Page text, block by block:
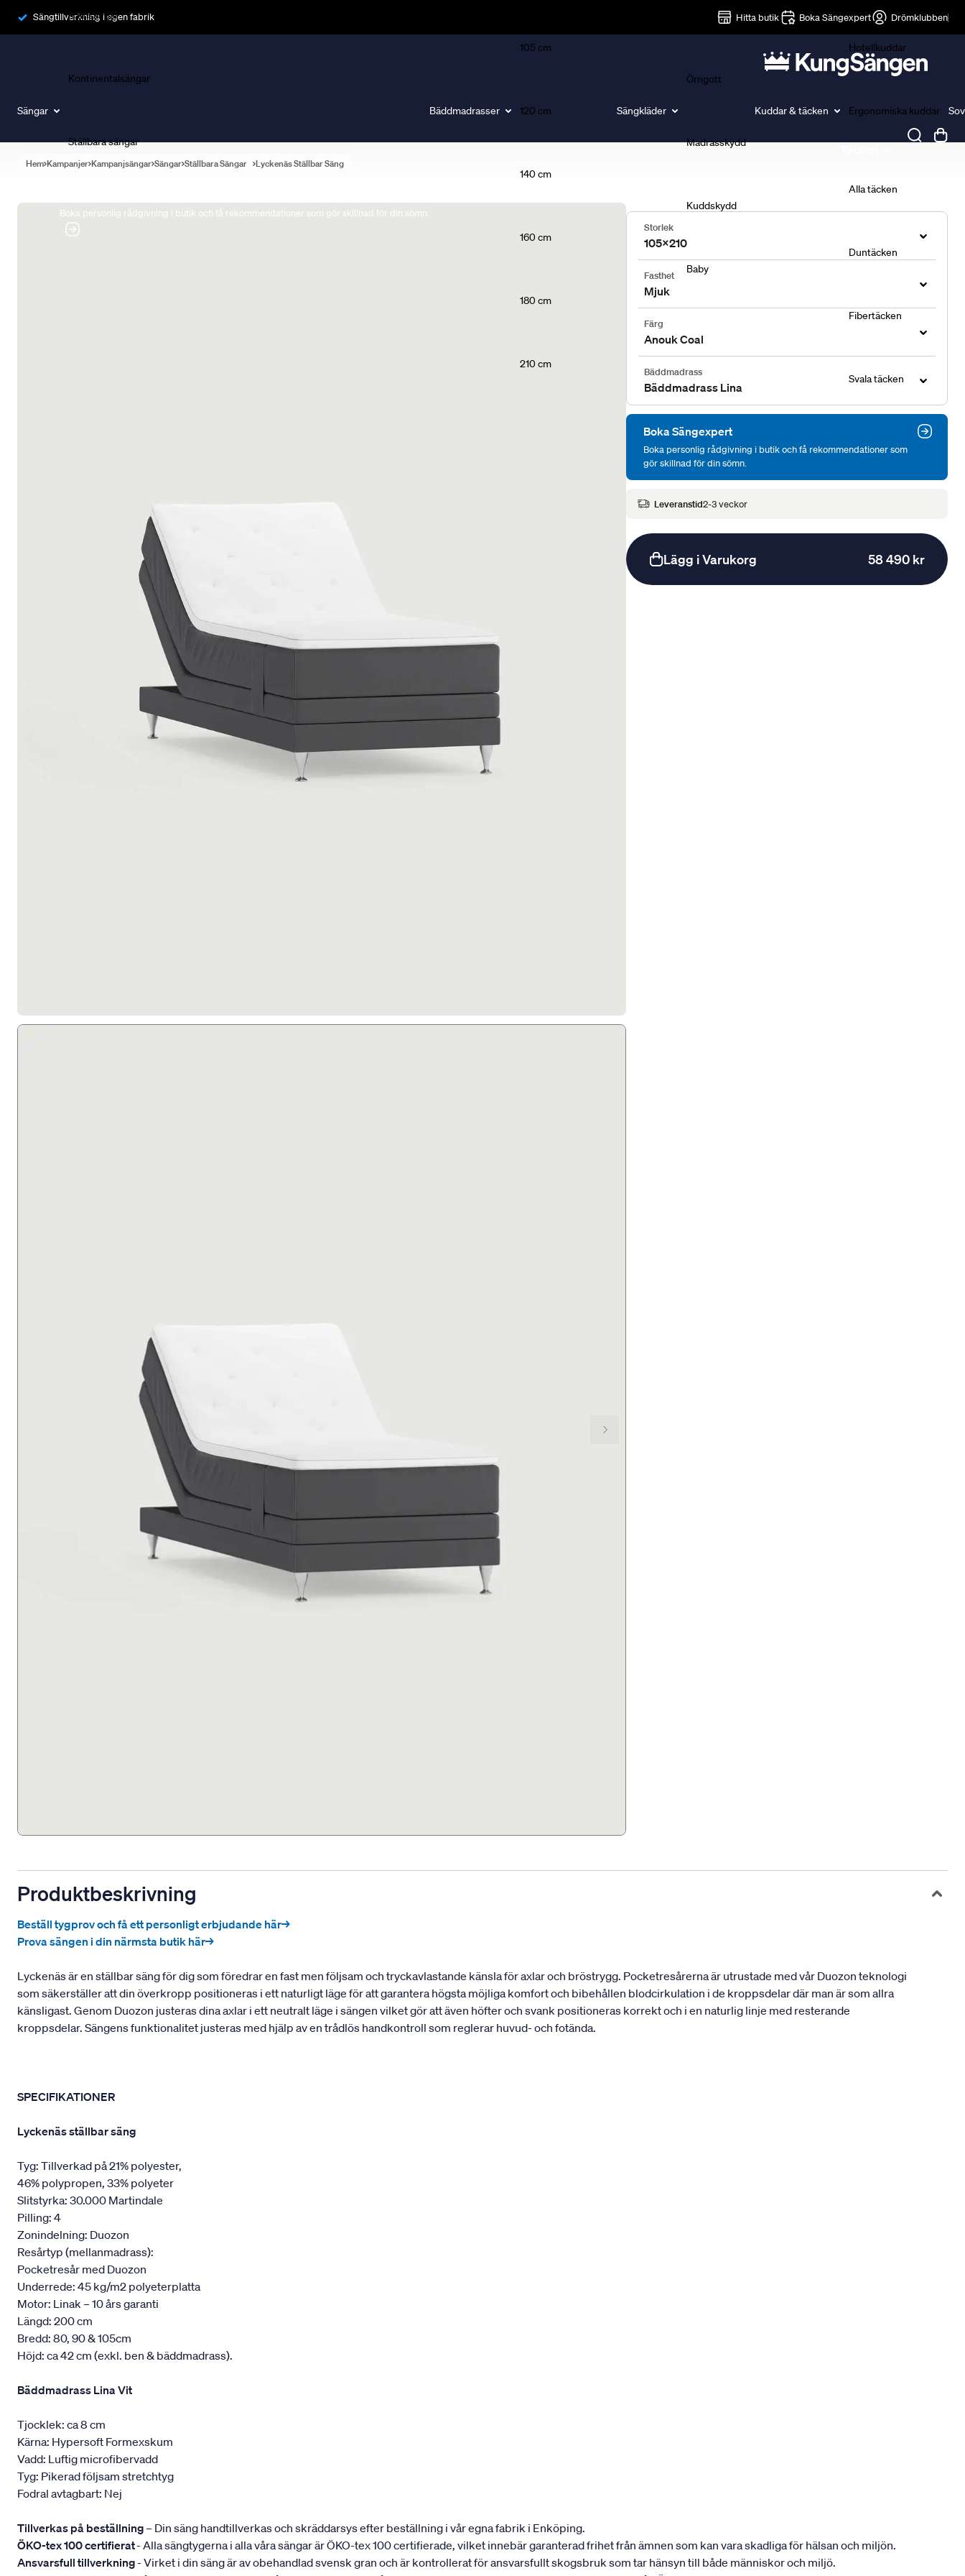
Sängtillverkning i egen fabrik Hitta butik Boka Sängexpert Drömklubben
Sängar
Ramsängar
Kontinentalsängar
Ställbara sängar
Boka personlig rådgivning i butik och få rekommendationer som gör skillnad för din sömn.
Bäddmadrasser
105 cm
120 cm
140 cm
160 cm
180 cm
210 cm
Sängkläder
Örngott
Madrasskydd
Kuddskydd
Baby
Kuddar & täcken
Hotellkuddar
Ergonomiska kuddar
Alla täcken
Duntäcken
Fibertäcken
Svala täcken
Hem Kampanjer Kampanjsängar Sängar Ställbara Sängar Lyckenäs Ställbar Säng
Storlek
105x210
Fasthet
Mjuk
Färg
Anouk Coal
Bäddmadrass
Bäddmadrass Lina
Boka Sängexpert
Boka personlig rådgivning i butik och få rekommendationer som
gör skillnad för din sömn.
Leveranstid2-3 veckor
Lägg i Varukorg 58 490 kr
Produktbeskrivning
Beställ tygprov och få ett personligt erbjudande här→
Prova sängen i din närmsta butik här→
Lyckenäs är en ställbar säng för dig som föredrar en fast men följsam och tryckavlastande känsla för axlar och bröstrygg. Pocketresårerna är utrustade med vår Duozon teknologi
som säkerställer att din överkropp positioneras i ett naturligt läge för att garantera högsta möjliga komfort och bibehållen blodcirkulation i de kroppsdelar där man är som allra
känsligast. Genom Duozon justeras dina axlar i ett neutralt läge i sängen vilket gör att även höfter och svank positioneras korrekt och i en naturlig linje med resterande
kroppsdelar. Sängens funktionalitet justeras med hjälp av en trådlös handkontroll som reglerar huvud- och fotända.
SPECIFIKATIONER
Lyckenäs ställbar säng
Tyg: Tillverkad på 21% polyester,
46% polypropen, 33% polyeter
Slitstyrka: 30.000 Martindale
Pilling: 4
Zonindelning: Duozon
Resårtyp (mellanmadrass):
Pocketresår med Duozon
Underrede: 45 kg/m2 polyeterplatta
Motor: Linak – 10 års garanti
Längd: 200 cm
Bredd: 80, 90 & 105cm
Höjd: ca 42 cm (exkl. ben & bäddmadrass).
Bäddmadrass Lina Vit
Tjocklek: ca 8 cm
Kärna: Hypersoft Formexskum
Vadd: Luftig microfibervadd
Tyg: Pikerad följsam stretchtyg
Fodral avtagbart: Nej
Tillverkas på beställning– Din säng handtillverkas och skräddarsys efter beställning i vår egna fabrik i Enköping.
ÖKO-tex 100 certifierat- Alla sängtygerna i alla våra sängar är ÖKO-tex 100 certifierade, vilket innebär garanterad frihet från ämnen som kan vara skadliga för hälsan och miljön.
Ansvarsfull tillverkning- Virket i din säng är av obehandlad svensk gran och är kontrollerat för ansvarsfullt skogsbruk som tar hänsyn till både människor och miljö.